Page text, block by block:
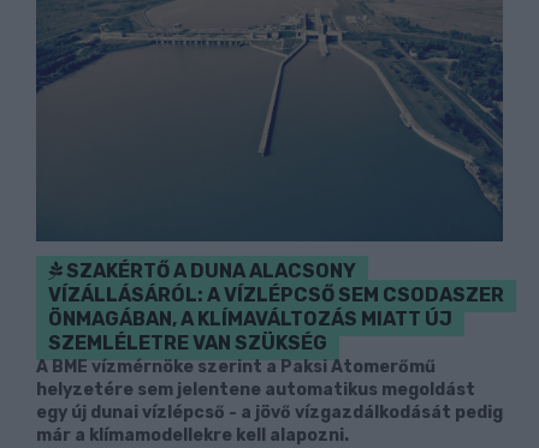
SZAKÉRTŐ A DUNA ALACSONY
VÍZÁLLÁSÁRÓL: A VÍZLÉPCSŐ SEM CSODASZER
ÖNMAGÁBAN, A KLÍMAVÁLTOZÁS MIATT ÚJ
SZEMLÉLETRE VAN SZÜKSÉG
A BME vízmérnöke szerint a Paksi Atomerőmű
helyzetére sem jelentene automatikus megoldást
egy új dunai vízlépcső - a jövő vízgazdálkodását pedig
már a klímamodellekre kell alapozni.